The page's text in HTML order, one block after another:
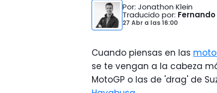
Por: Jonathon Klein
Traducido por:
27 Abr a las16:00
Cuando piensas en las
se te vengan a la cabeza
MotoGP o las de 'drag' de